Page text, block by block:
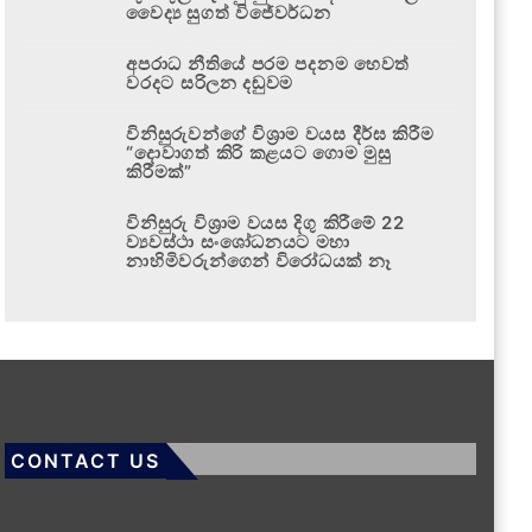
වෛද්‍ය සුගත් විජේවර්ධන
අපරාධ නීතියේ පරම පදනම හෙවත්
වරදට සරිලන දඬුවම
විනිසුරුවන්ගේ විශ්‍රාම වයස දීර්ඝ කිරීම
“දොවාගත් කිරි කළයට ගොම මුසු
කිරීමක්”
විනිසුරු විශ්‍රාම වයස දිගු කිරීමේ 22
ව්‍යවස්ථා සංශෝධනයට මහා
නාහිමිවරුන්ගෙන් විරෝධයක් නෑ
CONTACT US